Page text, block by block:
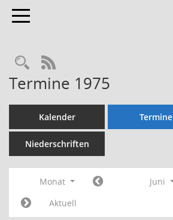
Toggle navigation
Rechercheauswahl
RSS-Feed
Termine 1975
Kalender Termine
Niederschriften
Monat Juni
Aktuell